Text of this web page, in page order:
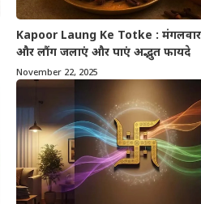
Kapoor Laung Ke Totke :
और लौंग जलाएं और पाएं अद्भुत फायदे
November 22, 2025